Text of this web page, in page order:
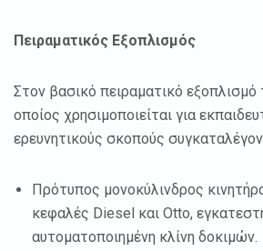
Πειραματικός Εξοπλισμός
Στον βασικό πειραματικό εξοπλισμό
οποίος χρησιμοποιείται για
ερευνητικούς σκοπούς
Πρότυπος μονοκύλινδρος
κεφαλές Diesel και Otto,
αυτοματοποιημένη κλίνη δοκιμών.